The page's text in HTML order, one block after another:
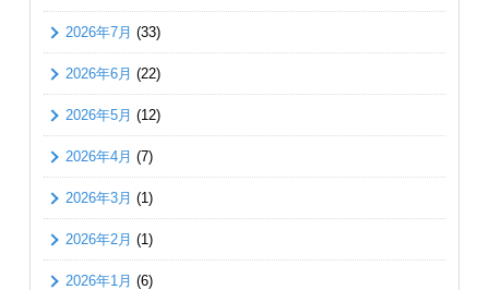
2026年7月 (33)
2026年6月 (22)
2026年5月 (12)
2026年4月 (7)
2026年3月 (1)
2026年2月 (1)
2026年1月 (6)